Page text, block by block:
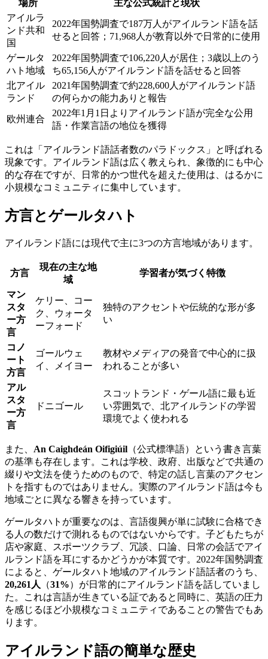
場所
主な公式統計と現状
アイルラ
ンド共和
国
2022年国勢調査で187万人がアイルランド語を話
せると回答；71,968人が教育以外で日常的に使用
ゲールタ
ハト地域
2022年国勢調査で106,220人が居住；3歳以上のう
ち65,156人がアイルランド語を話せると回答
北アイル
ランド
2021年国勢調査で約228,600人がアイルランド語
の何らかの能力ありと報告
欧州連合
2022年1月1日よりアイルランド語が完全な公用
語・作業言語の地位を獲得
これは「アイルランド語話者数のパラドックス」と呼ばれる
現象です。アイルランド語は広く教えられ、象徴的にも中心
的な存在ですが、日常的かつ世代を超えた使用は、はるかに
小規模なコミュニティに集中しています。
方言とゲールタハト
アイルランド語には現代で主に3つの方言地域があります。
方言
現在の主な地
域
学習者が気づく特徴
マン
スタ
ー方
言
ケリー、コー
ク、ウォータ
ーフォード
独特のアクセントや伝統的な形が多
い
コノ
ート
方言
ゴールウェ
イ、メイヨー
教材やメディアの発音で中心的に扱
われることが多い
アル
スタ
ー方
言
ドニゴール
スコットランド・ゲール語に最も近
い雰囲気で、北アイルランドの学習
環境でよく使われる
また、 An Caighdeán Oifigiúil （公式標準語）という書き言葉
の基準も存在します。これは学校、政府、出版などで共通の
綴りや文法を使うためのもので、特定の話し言葉のアクセン
トを指すものではありません。実際のアイルランド語は今も
地域ごとに異なる響きを持っています。
ゲールタハトが重要なのは、言語復興が単に試験に合格でき
る人の数だけで測れるものではないからです。子どもたちが
店や家庭、スポーツクラブ、冗談、口論、日常の会話でアイ
ルランド語を耳にするかどうかが本質です。2022年国勢調査
によると、ゲールタハト地域のアイルランド語話者のうち、
20,261人
（31%）が日常的にアイルランド語を話していまし
た。これは言語が生きている証であると同時に、英語の圧力
を感じるほど小規模なコミュニティであることの警告でもあ
ります。
アイルランド語の簡単な歴史